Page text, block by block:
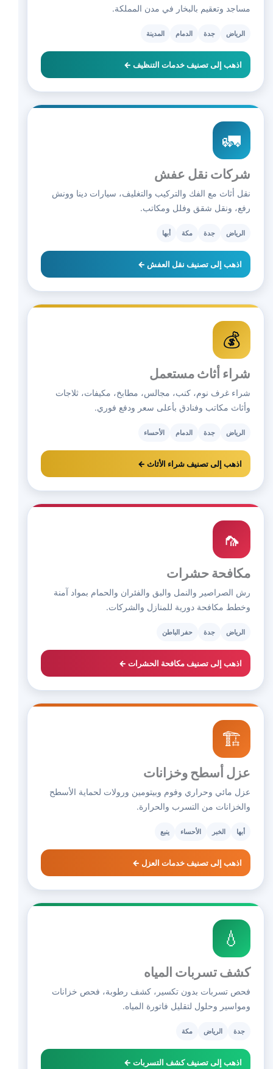
مساجد وتعقيم بالبخار في مدن المملكة.
الرياض جدة الدمام المدينة
اذهب إلى تصنيف خدمات التنظيف ←
🚛
شركات نقل عفش
نقل أثاث مع الفك والتركيب والتغليف، سيارات دينا وونش
رفع، ونقل شقق وفلل ومكاتب.
الرياض جدة مكة أبها
اذهب إلى تصنيف نقل العفش ←
💰
شراء أثاث مستعمل
شراء غرف نوم، كنب، مجالس، مطابخ، مكيفات، ثلاجات
وأثاث مكاتب وفنادق بأعلى سعر ودفع فوري.
الرياض جدة الدمام الأحساء
اذهب إلى تصنيف شراء الأثاث ←
🦟
مكافحة حشرات
رش الصراصير والنمل والبق والفئران والحمام بمواد آمنة
وخطط مكافحة دورية للمنازل والشركات.
الرياض جدة حفر الباطن
اذهب إلى تصنيف مكافحة الحشرات ←
🏗️
عزل أسطح وخزانات
عزل مائي وحراري وفوم وبيتومين ورولات لحماية الأسطح
والخزانات من التسرب والحرارة.
أبها الخبر الأحساء ينبع
اذهب إلى تصنيف خدمات العزل ←
💧
كشف تسربات المياه
فحص تسربات بدون تكسير، كشف رطوبة، فحص خزانات
ومواسير وحلول لتقليل فاتورة المياه.
جدة الرياض مكة
اذهب إلى تصنيف كشف التسربات ←